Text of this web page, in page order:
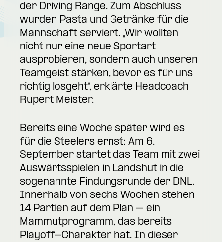
der Driving Range. Zum Abschluss
wurden Pasta und Getränke für die
Mannschaft serviert. „Wir wollten
nicht nur eine neue Sportart
ausprobieren, sondern auch unseren
Teamgeist stärken, bevor es für uns
richtig losgeht“, erklärte Headcoach
Rupert Meister.
Bereits eine Woche später wird es
für die Steelers ernst: Am 6.
September startet das Team mit zwei
Auswärtsspielen in Landshut in die
sogenannte Findungsrunde der DNL.
Innerhalb von sechs Wochen stehen
14 Partien auf dem Plan – ein
Mammutprogramm, das bereits
Playoff-Charakter hat. In dieser